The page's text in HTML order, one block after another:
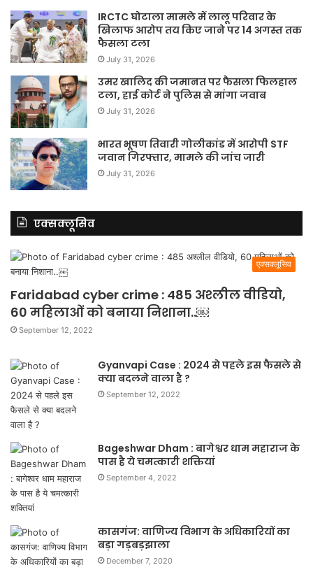
IRCTC घोटाला मामले में लालू परिवार के
खिलाफ आरोप तय किए जाने पर 14 अगस्त तक
फैसला टला
July 31, 2026
उमर खालिद की जमानत पर फैसला फिलहाल
टला, हाई कोर्ट ने पुलिस से मांगा जवाब
July 31, 2026
भारत भूषण तिवारी गोलीकांड में आरोपी STF
जवान गिरफ्तार, मामले की जांच जारी
July 31, 2026
एक्सक्लूसिव
एक्सक्लूसिव
Faridabad cyber crime : 485 अश्लील वीडियो,
60 महिलाओं को बनाया निशाना..￼
September 12, 2022
Gyanvapi Case : 2024 से पहले इस फैसले से
क्या बदलने वाला है ?
September 12, 2022
Bageshwar Dham : बागेश्वर धाम महाराज के
पास है ये चमत्कारी शक्तियां
September 4, 2022
कासगंज: वाणिज्य विभाग के अधिकारियों का
बड़ा गड़बड़झाला
December 7, 2020